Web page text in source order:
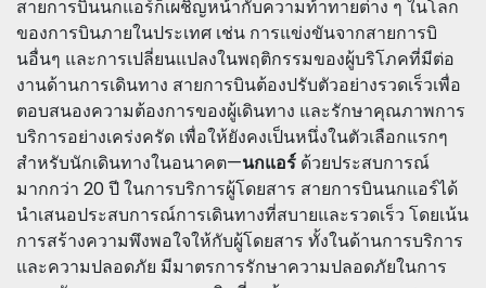
สายการบินนกแอร์ก็เผชิญหน้ากับความท้าทายต่าง ๆ ในโลก
ของการบินภายในประเทศ เช่น การแข่งขันจากสายการบิ
นอื่นๆ และการเปลี่ยนแปลงในพฤติกรรมของผู้บริโภคที่มีต่อ
งานด้านการเดินทาง สายการบินต้องปรับตัวอย่างรวดเร็วเพื่อ
ตอบสนองความต้องการของผู้เดินทาง และรักษาคุณภาพการ
บริการอย่างเคร่งครัด เพื่อให้ยังคงเป็นหนึ่งในตัวเลือกแรกๆ
สำหรับนักเดินทางในอนาคต—นกแอร์ ด้วยประสบการณ์
มากกว่า 20 ปี ในการบริการผู้โดยสาร สายการบินนกแอร์ได้
นำเสนอประสบการณ์การเดินทางที่สบายและรวดเร็ว โดยเน้น
การสร้างความพึงพอใจให้กับผู้โดยสาร ทั้งในด้านการบริการ
และความปลอดภัย มีมาตรการรักษาความปลอดภัยในการ